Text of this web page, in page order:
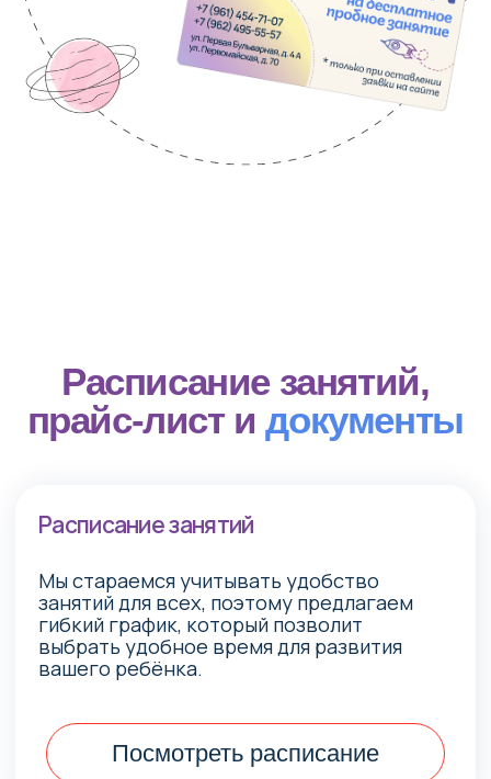
У нас доступны выгодные абонементы на
групповые занятия. При этом вы всегда
можете пройти пробный урок перед
приобретением абонемента.
Прайс-лист
Материально-техническое обеспечение
и прочее
Посмотреть прайс-лист
Ответына частые
вопросы